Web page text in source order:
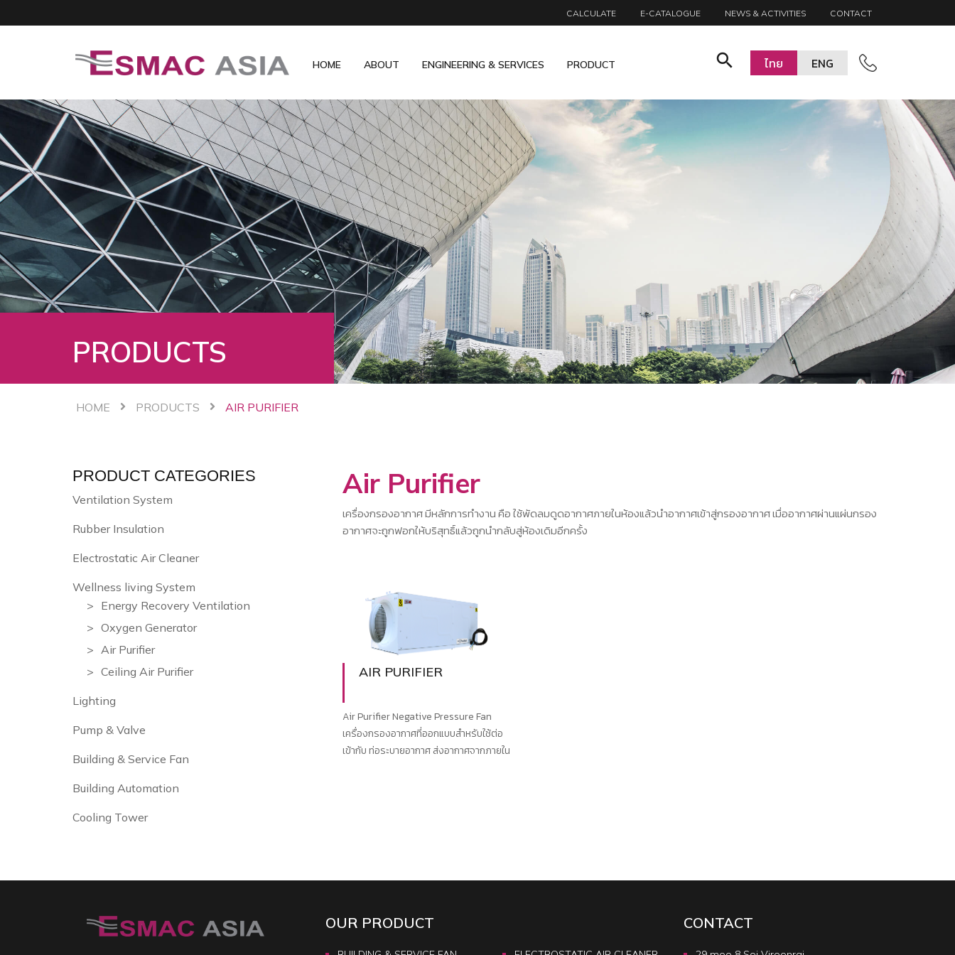
CALCULATE E-CATALOGUE NEWS & ACTIVITIES CONTACT
HOME ABOUT ENGINEERING & SERVICES PRODUCT search ไทย ENG
PRODUCTS
HOME PRODUCTS AIR PURIFIER
PRODUCT CATEGORIES
Ventilation System
Rubber Insulation
Electrostatic Air Cleaner
Wellness living System
Energy Recovery Ventilation
Oxygen Generator
Air Purifier
Ceiling Air Purifier
Lighting
Pump & Valve
Building & Service Fan
Building Automation
Cooling Tower
Air Purifier
เครื่องกรองอากาศ มีหลักการทำงาน คือ ใช้พัดลมดูดอากาศภายในห้องแล้วนำอากาศเข้าสู่กรองอากาศ เมื่ออากาศผ่านแผ่นกรอง
อากาศจะถูกฟอกให้บริสุทธิ์แล้วถูกนำกลับสู่ห้องเดิมอีกครั้ง
AIR PURIFIER
Air Purifier Negative Pressure Fan
เครื่องกรองอากาศที่ออกแบบสําหรับใช้ต่อ
เข้ากับ ท่อระบายอากาศ ส่งอากาศจากภายใน
OUR PRODUCT CONTACT